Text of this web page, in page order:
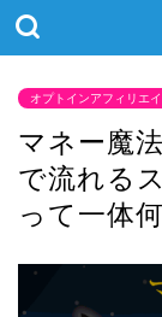
オプトインアフィリエイ
マネー魔
で流れる
って一体